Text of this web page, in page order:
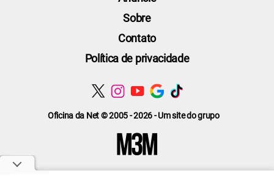
Oficina da Net © 2005 - 2026 - Um site do grupo
Sobre
Contato
Política de privacidade